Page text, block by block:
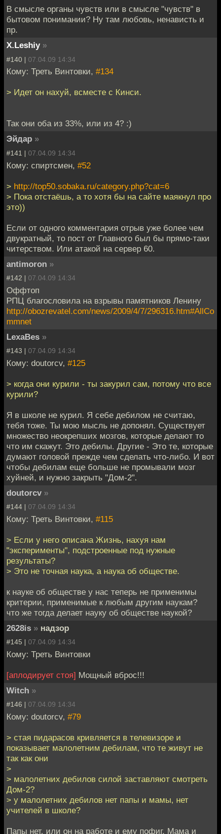
В смысле органы чувств или в смысле "чувств" в
бытовом понимании? Ну там любовь, ненависть и
пр.
X.Leshiy »
#140 | 07.04.09 14:34
Кому: Треть Винтовки, #134
> Идет он нахуй, всместе с Кинси.
Так они оба из 33%, или из 4? :)
Эйдар »
#141 | 07.04.09 14:34
Кому: спиртсмен, #52
> http://top50.sobaka.ru/category.php?cat=6
> Пока отстаёшь, а то хотя бы на сайте маякнул про
это))
Если от одного комментария отрыв уже более чем
двукратный, то пост от Главного был бы прямо-таки
читерством. Или атакой на сервер 60.
antimoron »
#142 | 07.04.09 14:34
Оффтоп
РПЦ благословила на взрывы памятников Ленину
http://obozrevatel.com/news/2009/4/7/296316.htm#AllCo
mmnet
LexaBes »
#143 | 07.04.09 14:34
Кому: doutorcv, #125
> когда они курили - ты закурил сам, потому что все
курили?
Я в школе не курил. Я себе дебилом не считаю,
тебя тоже. Ты мою мысль не допонял. Существует
множество неокрепших мозгов, которые делают то
что им скажут. Это дебилы. Другие - Это те, которые
думают головой прежде чем сделать что-либо. И вот
чтобы дебилам еще больше не промывали мозг
хуйней, и нужно закрыть "Дом-2".
doutorcv »
#144 | 07.04.09 14:34
Кому: Треть Винтовки, #115
> Если у него описана Жизнь, нахуя нам
"эксперименты", подстроенные под нужные
результаты?
> Это не точная наука, а наука об обществе.
к науке об обществе у нас теперь не применимы
критерии, применимые к любым другим наукам?
что же тогда делает науку об обществе наукой?
2628is » надзор
#145 | 07.04.09 14:34
Кому: Треть Винтовки
[аплодирует стоя] Мощный вброс!!!
Witch »
#146 | 07.04.09 14:34
Кому: doutorcv, #79
> стая пидарасов кривляется в телевизоре и
показывает малолетним дебилам, что те живут не
так как они
>
> малолетних дебилов силой заставляют смотреть
Дом-2?
> у малолетних дебилов нет папы и мамы, нет
учителей в школе?
Папы нет, или он на работе и ему пофиг. Мама и